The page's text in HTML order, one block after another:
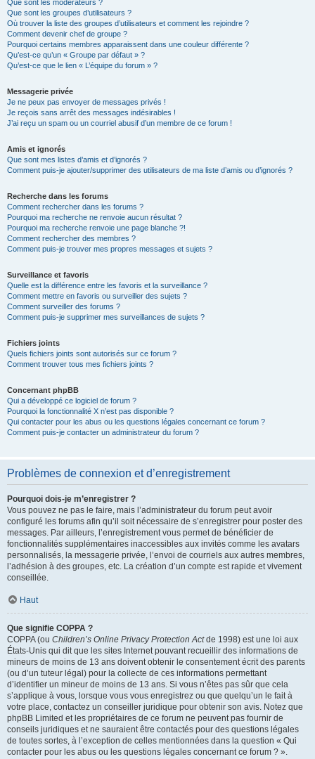
Que sont les modérateurs ?
Que sont les groupes d’utilisateurs ?
Où trouver la liste des groupes d’utilisateurs et comment les rejoindre ?
Comment devenir chef de groupe ?
Pourquoi certains membres apparaissent dans une couleur différente ?
Qu’est-ce qu’un « Groupe par défaut » ?
Qu’est-ce que le lien « L’équipe du forum » ?
Messagerie privée
Je ne peux pas envoyer de messages privés !
Je reçois sans arrêt des messages indésirables !
J’ai reçu un spam ou un courriel abusif d’un membre de ce forum !
Amis et ignorés
Que sont mes listes d’amis et d’ignorés ?
Comment puis-je ajouter/supprimer des utilisateurs de ma liste d’amis ou d’ignorés ?
Recherche dans les forums
Comment rechercher dans les forums ?
Pourquoi ma recherche ne renvoie aucun résultat ?
Pourquoi ma recherche renvoie une page blanche ?!
Comment rechercher des membres ?
Comment puis-je trouver mes propres messages et sujets ?
Surveillance et favoris
Quelle est la différence entre les favoris et la surveillance ?
Comment mettre en favoris ou surveiller des sujets ?
Comment surveiller des forums ?
Comment puis-je supprimer mes surveillances de sujets ?
Fichiers joints
Quels fichiers joints sont autorisés sur ce forum ?
Comment trouver tous mes fichiers joints ?
Concernant phpBB
Qui a développé ce logiciel de forum ?
Pourquoi la fonctionnalité X n’est pas disponible ?
Qui contacter pour les abus ou les questions légales concernant ce forum ?
Comment puis-je contacter un administrateur du forum ?
Problèmes de connexion et d’enregistrement
Pourquoi dois-je m’enregistrer ?
Vous pouvez ne pas le faire, mais l’administrateur du forum peut avoir
configuré les forums afin qu’il soit nécessaire de s’enregistrer pour poster des
messages. Par ailleurs, l’enregistrement vous permet de bénéficier de
fonctionnalités supplémentaires inaccessibles aux invités comme les avatars
personnalisés, la messagerie privée, l’envoi de courriels aux autres membres,
l’adhésion à des groupes, etc. La création d’un compte est rapide et vivement
conseillée.
Haut
Que signifie COPPA ?
COPPA (ou Children’s Online Privacy Protection Actde 1998) est une loi aux
États-Unis qui dit que les sites Internet pouvant recueillir des informations de
mineurs de moins de 13 ans doivent obtenir le consentement écrit des parents
(ou d’un tuteur légal) pour la collecte de ces informations permettant
d’identifier un mineur de moins de 13 ans. Si vous n’êtes pas sûr que cela
s’applique à vous, lorsque vous vous enregistrez ou que quelqu’un le fait à
votre place, contactez un conseiller juridique pour obtenir son avis. Notez que
phpBB Limited et les propriétaires de ce forum ne peuvent pas fournir de
conseils juridiques et ne sauraient être contactés pour des questions légales
de toutes sortes, à l’exception de celles mentionnées dans la question « Qui
contacter pour les abus ou les questions légales concernant ce forum ? ».